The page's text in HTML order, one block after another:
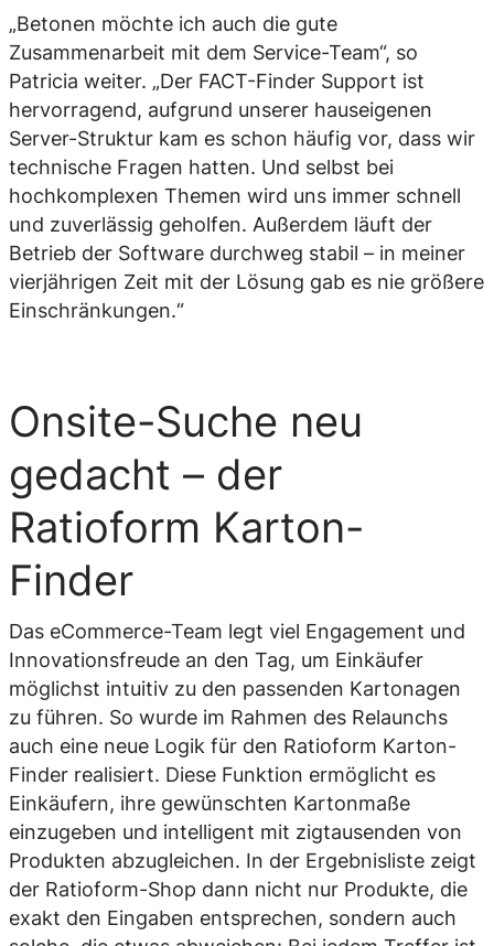
„Betonen möchte ich auch die gute
Zusammenarbeit mit dem Service-Team“, so
Patricia weiter. „Der FACT-Finder Support ist
hervorragend, aufgrund unserer hauseigenen
Server-Struktur kam es schon häufig vor, dass wir
technische Fragen hatten. Und selbst bei
hochkomplexen Themen wird uns immer schnell
und zuverlässig geholfen. Außerdem läuft der
Betrieb der Software durchweg stabil – in meiner
vierjährigen Zeit mit der Lösung gab es nie größere
Einschränkungen.“
Onsite-Suche neu
gedacht – der
Ratioform Karton-
Finder
Das eCommerce-Team legt viel Engagement und
Innovationsfreude an den Tag, um Einkäufer
möglichst intuitiv zu den passenden Kartonagen
zu führen. So wurde im Rahmen des Relaunchs
auch eine neue Logik für den Ratioform Karton-
Finder realisiert. Diese Funktion ermöglicht es
Einkäufern, ihre gewünschten Kartonmaße
einzugeben und intelligent mit zigtausenden von
Produkten abzugleichen. In der Ergebnisliste zeigt
der Ratioform-Shop dann nicht nur Produkte, die
exakt den Eingaben entsprechen, sondern auch